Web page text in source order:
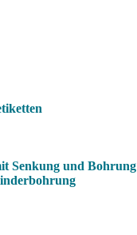
Senkung und Bohrung